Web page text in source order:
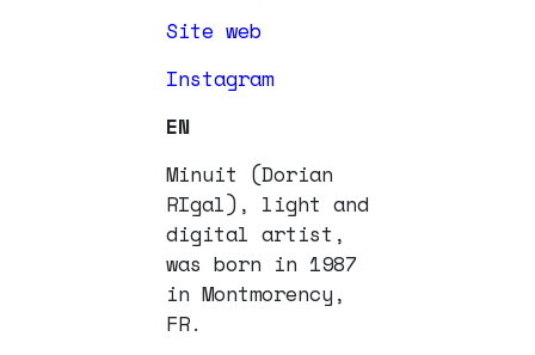
Site web
Instagram
EN
Minuit (Dorian
RIgal), light and
digital artist,
was born in 1987
in Montmorency,
FR.